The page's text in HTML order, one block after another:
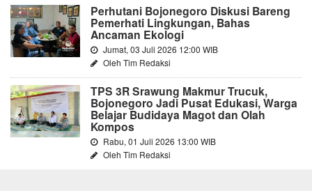
Perhutani Bojonegoro Diskusi Bareng
Pemerhati Lingkungan, Bahas
Ancaman Ekologi
Jumat, 03 Juli 2026 12:00 WIB
Oleh Tim Redaksi
TPS 3R Srawung Makmur Trucuk,
Bojonegoro Jadi Pusat Edukasi, Warga
Belajar Budidaya Magot dan Olah
Kompos
Rabu, 01 Juli 2026 13:00 WIB
Oleh Tim Redaksi